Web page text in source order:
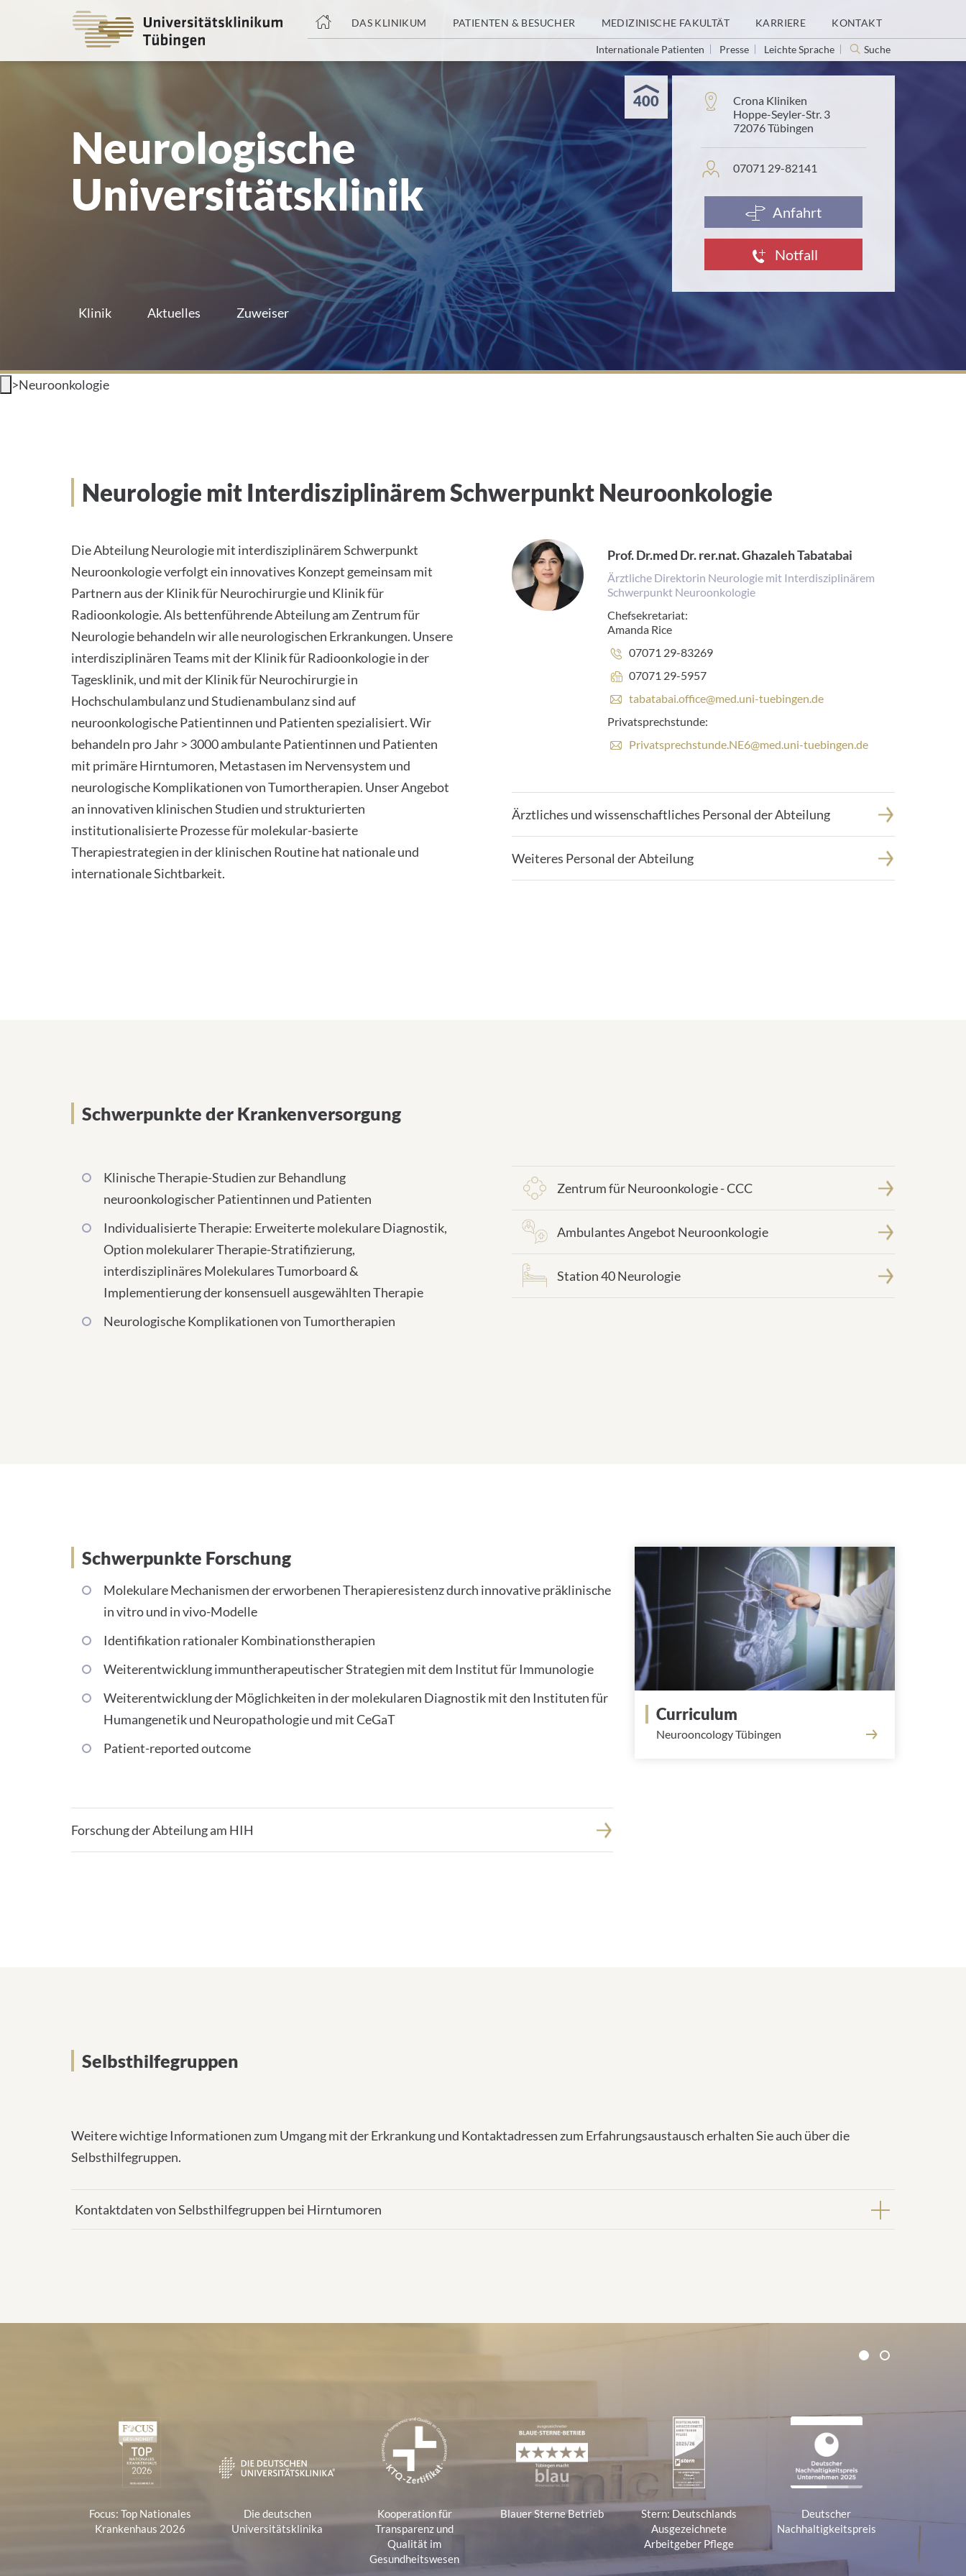
DAS KLINIKUM PATIENTEN & BESUCHER MEDIZINISCHE FAKULTÄT KARRIERE KONTAKT
Internationale Patienten Presse Leichte Sprache Suche
Neurologische
Universitätsklinik
Klinik Aktuelles Zuweiser
400 Adresse:
Crona Kliniken
Hoppe-Seyler-Str. 3
72076 Tübingen
Personenprofil:
07071 29-82141
Anfahrt
Notfall
>Neuroonkologie
Neurologie mit Interdisziplinärem Schwerpunkt Neuroonkologie
Die Abteilung Neurologie mit interdisziplinärem Schwerpunkt
Neuroonkologie verfolgt ein innovatives Konzept gemeinsam mit
Partnern aus der Klinik für Neurochirurgie und Klinik für
Radioonkologie. Als bettenführende Abteilung am Zentrum für
Neurologie behandeln wir alle neurologischen Erkrankungen. Unsere
interdisziplinären Teams mit der Klinik für Radioonkologie in der
Tagesklinik, und mit der Klinik für Neurochirurgie in
Hochschulambulanz und Studienambulanz sind auf
neuroonkologische Patientinnen und Patienten spezialisiert. Wir
behandeln pro Jahr > 3000 ambulante Patientinnen und Patienten
mit primäre Hirntumoren, Metastasen im Nervensystem und
neurologische Komplikationen von Tumortherapien. Unser Angebot
an innovativen klinischen Studien und strukturierten
institutionalisierte Prozesse für molekular-basierte
Therapiestrategien in der klinischen Routine hat nationale und
internationale Sichtbarkeit.
Prof. Dr.med Dr. rer.nat. Ghazaleh Tabatabai
Ärztliche Direktorin Neurologie mit Interdisziplinärem
Schwerpunkt Neuroonkologie
Chefsekretariat:
Amanda Rice
Telefonnummer:
07071 29-83269
Faxnummer:
07071 29-5957
E
M
a
d
e
s
e
tabatabai.office@med.uni-tuebingen.de
frontend.sr-
Privatsprechstunde:
E
l
d
Privatsprechstunde.NE6@med.uni-tuebingen.de
Ärztliches und wissenschaftliches Personal der Abteilung
Weiteres Personal der Abteilung
Schwerpunkte der Krankenversorgung
Schwerpunkte der Krankenversorgung
Klinische Therapie-Studien zur Behandlung
neuroonkologischer Patientinnen und Patienten
Individualisierte Therapie: Erweiterte molekulare Diagnostik,
Option molekularer Therapie-Stratifizierung,
interdisziplinäres Molekulares Tumorboard &
Implementierung der konsensuell ausgewählten Therapie
Neurologische Komplikationen von Tumortherapien
Zentrum für Neuroonkologie - CCC
Ambulantes Angebot Neuroonkologie
Station 40 Neurologie
Schwerpunkte Forschung
Schwerpunkte Forschung
Molekulare Mechanismen der erworbenen Therapieresistenz durch innovative präklinische
in vitro und in vivo-Modelle
Identifikation rationaler Kombinationstherapien
Weiterentwicklung immuntherapeutischer Strategien mit dem Institut für Immunologie
Weiterentwicklung der Möglichkeiten in der molekularen Diagnostik mit den Instituten für
Humangenetik und Neuropathologie und mit CeGaT
Patient-reported outcome
Forschung der Abteilung am HIH
Curriculum
Neurooncology Tübingen
Selbsthilfegruppen
Selbsthilfegruppen
Weitere wichtige Informationen zum Umgang mit der Erkrankung und Kontaktadressen zum Erfahrungsaustausch erhalten Sie auch über die
Selbsthilfegruppen.
Kontaktdaten von Selbsthilfegruppen bei Hirntumoren
1 2
Focus: Top Nationales
Krankenhaus 2026
Die deutschen
Universitätsklinika
Kooperation für
Transparenz und
Qualität im
Gesundheitswesen
Blauer Sterne Betrieb
Stern: Deutschlands
Ausgezeichnete
Arbeitgeber Pflege
Deutscher
Nachhaltigkeitspreis